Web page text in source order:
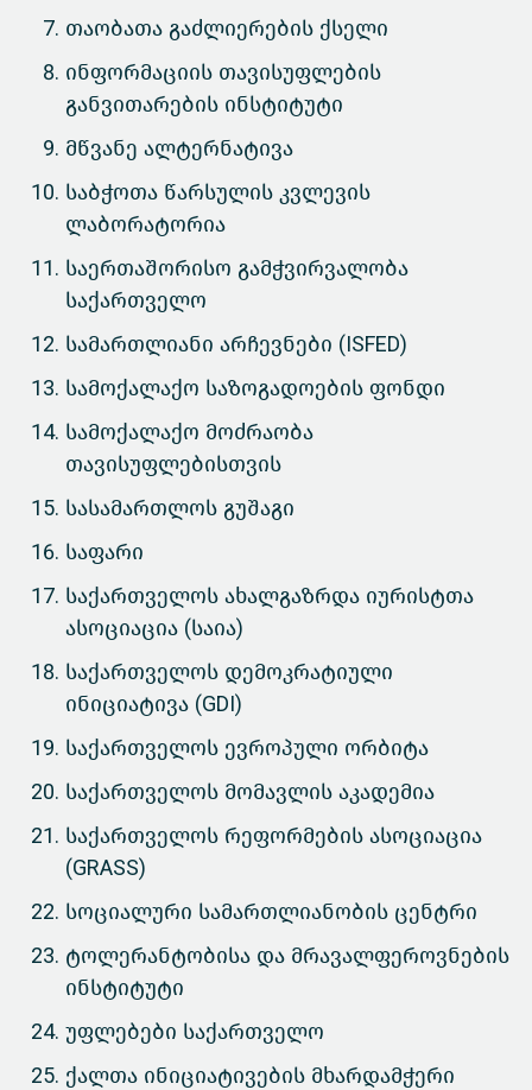
თაობათა გაძლიერების ქსელი
ინფორმაციის თავისუფლების
განვითარების ინსტიტუტი
მწვანე ალტერნატივა
საბჭოთა წარსულის კვლევის
ლაბორატორია
საერთაშორისო გამჭვირვალობა
საქართველო
სამართლიანი არჩევნები (ISFED)
სამოქალაქო საზოგადოების ფონდი
სამოქალაქო მოძრაობა
თავისუფლებისთვის
სასამართლოს გუშაგი
საფარი
საქართველოს ახალგაზრდა იურისტთა
ასოციაცია (საია)
საქართველოს დემოკრატიული
ინიციატივა (GDI)
საქართველოს ევროპული ორბიტა
საქართველოს მომავლის აკადემია
საქართველოს რეფორმების ასოციაცია
(GRASS)
სოციალური სამართლიანობის ცენტრი
ტოლერანტობისა და მრავალფეროვნების
ინსტიტუტი
უფლებები საქართველო
ქალთა ინიციატივების მხარდამჭერი